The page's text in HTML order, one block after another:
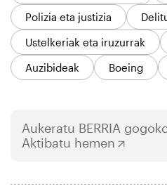
Polizia eta justizia
Ustelkeriak eta iruzurrak
Auzibideak
Boeing
Aukeratu BERRIA
Aktibatu hemen